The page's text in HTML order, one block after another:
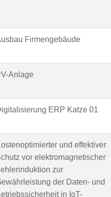
Firmengebäude
Anlage
ERP Katze 01
und effektiver
vor elektromagnetischer
zur
der Daten- und
in IoT-